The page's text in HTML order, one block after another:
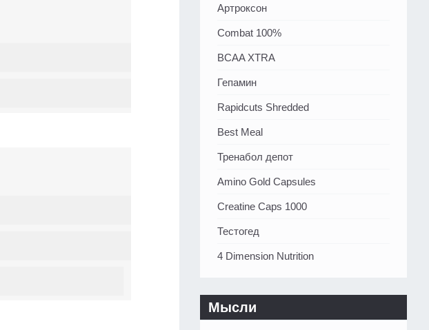
Артроксон
Combat 100%
BCAA XTRA
Гепамин
Rapidcuts Shredded
Best Meal
Тренабол депот
Amino Gold Capsules
Creatine Caps 1000
Тестогед
4 Dimension Nutrition
Мысли